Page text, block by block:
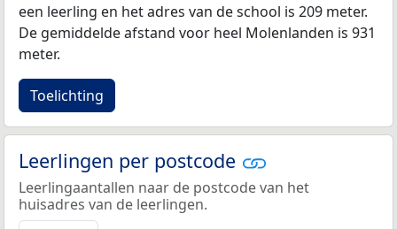
een leerling en het adres van de school is 209 meter.
De gemiddelde afstand voor heel Molenlanden is 931
meter.
Toelichting
Leerlingen per postcode
Leerlingaantallen naar de postcode van het
huisadres van de leerlingen.